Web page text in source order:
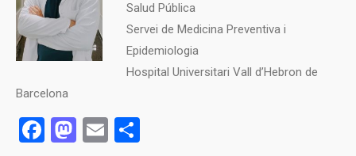
Salud Pública
Servei de Medicina Preventiva i
Epidemiologia
Hospital Universitari Vall d’Hebron de
Barcelona
Facebook
Mastodon
Email